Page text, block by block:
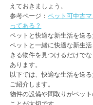
えておきましょう。
参考ページ： ペット可中古
ってある？
ペットと快適な新生活を送
ペットと一緒に快適な新生
きる物件を見つけるだけで
あります。
以下では、快適な生活を送
ご紹介します。
物件の設備や間取りがペッ